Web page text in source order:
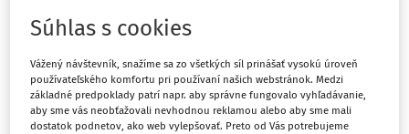
Počet vyhľadaných dokumentov:2
Zoradiť podľa:
Najnovšie
Najstaršie
Súhlas s cookies
Vážený návštevník, snažíme sa zo všetkých síl prinášať vysokú úroveň
používateľského komfortu pri používaní našich webstránok. Medzi
základné predpoklady patrí napr. aby správne fungovalo vyhľadávanie,
aby sme vás neobťažovali nevhodnou reklamou alebo aby sme mali
dostatok podnetov, ako web vylepšovať. Preto od Vás potrebujeme